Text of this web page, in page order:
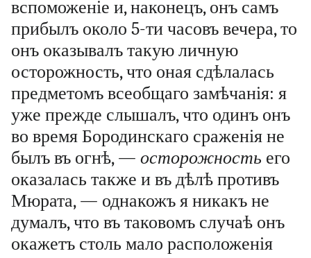
вспоможеніе и, наконецъ, онъ самъ
прибылъ около 5-ти часовъ вечера, то
онъ оказывалъ такую личную
осторожность, что оная сдѣлалась
предметомъ всеобщаго замѣчанія: я
уже прежде слышалъ, что одинъ онъ
во время Бородинскаго сраженія не
былъ въ огнѣ, — осторожность его
оказалась также и въ дѣлѣ противъ
Мюрата, — однакожъ я никакъ не
думалъ, что въ таковомъ случаѣ онъ
окажетъ столь мало расположенія